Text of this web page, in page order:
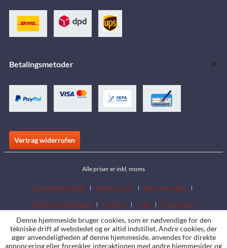
Betalingsmetoder
Vertrag widerrufen
Alle priser er inkl. moms
Downloadområde Butik locator
Bliv forhandler
Download kataloger
Contact Jobs Placeringer
Denne hjemmeside bruger cookies, som er nødvendige for den
tekniske drift af webstedet og er altid indstillet. Andre cookies, der
øger anvendeligheden af denne hjemmeside, anvendes for direkte
annoncering eller forenkler interaktionen med andre hjemmesider og